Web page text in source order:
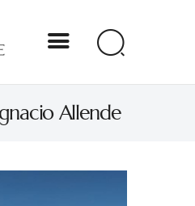
Allende
Online
autogobernarse